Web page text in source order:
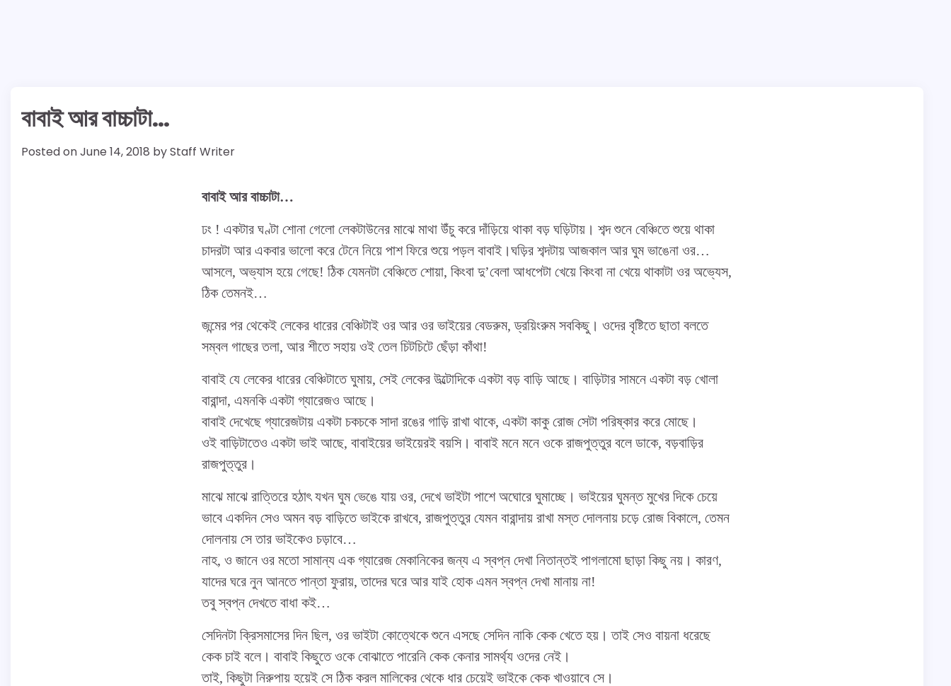
বাবাই আর বাচ্চাটা…
Posted onJune 14, 2018 byStaff Writer
বাবাই আর বাচ্চাটা…
ঢং ! একটার ঘণ্টা শোনা গেলো লেকটাউনের মাঝে মাথা উঁচু করে দাঁড়িয়ে থাকা বড় ঘড়িটায়। শব্দ শুনে বেঞ্চিতে শুয়ে থাকা
চাদরটা আর একবার ভালো করে টেনে নিয়ে পাশ ফিরে শুয়ে পড়ল বাবাই।ঘড়ির শব্দটায় আজকাল আর ঘুম ভাঙেনা ওর…
আসলে, অভ্যাস হয়ে গেছে! ঠিক যেমনটা বেঞ্চিতে শোয়া, কিংবা দু’বেলা আধপেটা খেয়ে কিংবা না খেয়ে থাকাটা ওর অভ্যেস,
ঠিক তেমনই…
জন্মের পর থেকেই লেকের ধারের বেঞ্চিটাই ওর আর ওর ভাইয়ের বেডরুম, ড্রয়িংরুম সবকিছু। ওদের বৃষ্টিতে ছাতা বলতে
সম্বল গাছের তলা, আর শীতে সহায় ওই তেল চিটচিটে ছেঁড়া কাঁথা!
বাবাই যে লেকের ধারের বেঞ্চিটাতে ঘুমায়, সেই লেকের উল্টোদিকে একটা বড় বাড়ি আছে। বাড়িটার সামনে একটা বড় খোলা
বারান্দা, এমনকি একটা গ্যারেজও আছে।
বাবাই দেখেছে গ্যারেজটায় একটা চকচকে সাদা রঙের গাড়ি রাখা থাকে, একটা কাকু রোজ সেটা পরিষ্কার করে মোছে।
ওই বাড়িটাতেও একটা ভাই আছে, বাবাইয়ের ভাইয়েরই বয়সি। বাবাই মনে মনে ওকে রাজপুত্তুর বলে ডাকে, বড়বাড়ির
রাজপুত্তুর।
মাঝে মাঝে রাত্তিরে হঠাৎ যখন ঘুম ভেঙে যায় ওর, দেখে ভাইটা পাশে অঘোরে ঘুমাচ্ছে। ভাইয়ের ঘুমন্ত মুখের দিকে চেয়ে
ভাবে একদিন সেও অমন বড় বাড়িতে ভাইকে রাখবে, রাজপুত্তুর যেমন বারান্দায় রাখা মস্ত দোলনায় চড়ে রোজ বিকালে, তেমন
দোলনায় সে তার ভাইকেও চড়াবে…
নাহ, ও জানে ওর মতো সামান্য এক গ্যারেজ মেকানিকের জন্য এ স্বপ্ন দেখা নিতান্তই পাগলামো ছাড়া কিছু নয়। কারণ,
যাদের ঘরে নুন আনতে পান্তা ফুরায়, তাদের ঘরে আর যাই হোক এমন স্বপ্ন দেখা মানায় না!
তবু স্বপ্ন দেখতে বাধা কই…
সেদিনটা ক্রিসমাসের দিন ছিল, ওর ভাইটা কোত্থেকে শুনে এসছে সেদিন নাকি কেক খেতে হয়। তাই সেও বায়না ধরেছে
কেক চাই বলে। বাবাই কিছুতে ওকে বোঝাতে পারেনি কেক কেনার সামর্থ্য ওদের নেই।
তাই, কিছুটা নিরুপায় হয়েই সে ঠিক করল মালিকের থেকে ধার চেয়েই ভাইকে কেক খাওয়াবে সে।